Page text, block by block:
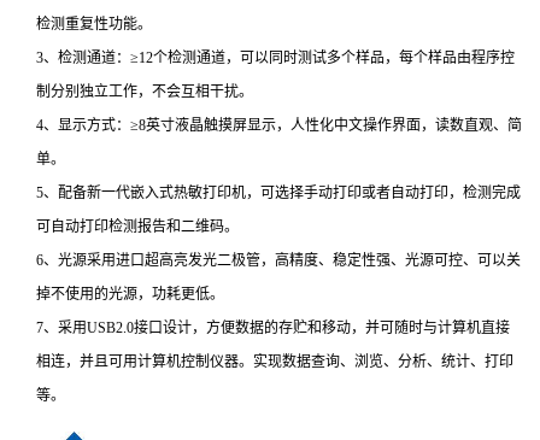
检测重复性功能。
3、检测通道：≥12个检测通道，可以同时测试多个样品，每个样品由程序控
制分别独立工作，不会互相干扰。
4、显示方式：≥8英寸液晶触摸屏显示，人性化中文操作界面，读数直观、简
单。
5、配备新一代嵌入式热敏打印机，可选择手动打印或者自动打印，检测完成
可自动打印检测报告和二维码。
6、光源采用进口超高亮发光二极管，高精度、稳定性强、光源可控、可以关
掉不使用的光源，功耗更低。
7、采用USB2.0接口设计，方便数据的存贮和移动，并可随时与计算机直接
相连，并且可用计算机控制仪器。实现数据查询、浏览、分析、统计、打印
等。